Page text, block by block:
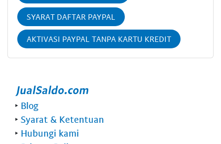
SYARAT DAFTAR PAYPAL
AKTIVASI PAYPAL TANPA KARTU KREDIT
‣ Blog
‣ Syarat & Ketentuan
‣ Hubungi kami